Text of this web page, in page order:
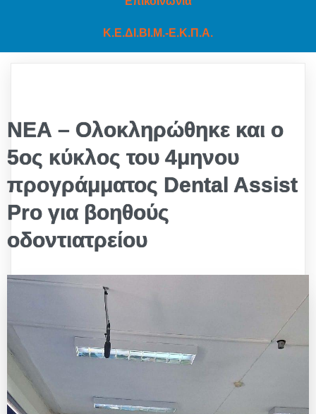
Κ.Ε.ΔΙ.ΒΙ.Μ.-Ε.Κ.Π.Α.
ΝΕΑ – Ολοκληρώθηκε και ο
5ος κύκλος του 4μηνου
προγράμματος Dental Assist
Pro για βοηθούς
οδοντιατρείου